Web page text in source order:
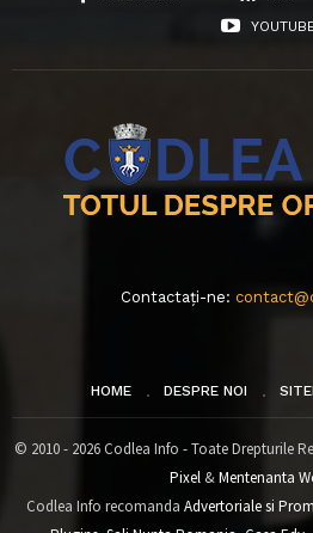
Contactați-ne:
HOME DESPRE NOI
© 2010 - 2026 Codlea Info - Toate Drepturile
Pixel&Mentenanta
Codlea Info recomanda Advertoriale si